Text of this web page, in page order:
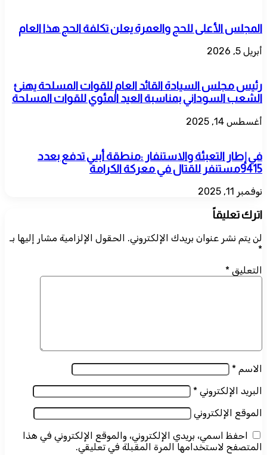
المجلس الأعلى للحج والعمرة يعلن تكلفة الحج هذا العام
أبريل 5, 2026
رئيس مجلس السيادة القائد العام للقوات المسلحة يهنئ
الشعب السوداني بمناسبة العيد المئوي للقوات المسلحة
أغسطس 14, 2025
في إطار التعبئة والاستنفار :منطقة أبيي تدفع بعدد
9415مستنفر للقتال في معركة الكرامة
نوفمبر 11, 2025
اترك تعليقاً
لن يتم نشر عنوان بريدك الإلكتروني. الحقول الإلزامية مشار إليها بـ
*
التعليق *
الاسم *
البريد الإلكتروني *
الموقع الإلكتروني
احفظ اسمي، بريدي الإلكتروني، والموقع الإلكتروني في هذا
المتصفح لاستخدامها المرة المقبلة في تعليقي.